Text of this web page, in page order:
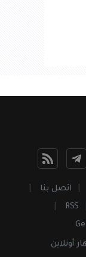
اتصل بنا
RSS